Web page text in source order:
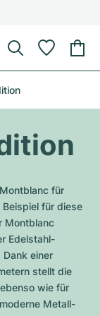
für
für diese
Montblanc
Edelstahl-
einer
stellt die
wie für
Metall-